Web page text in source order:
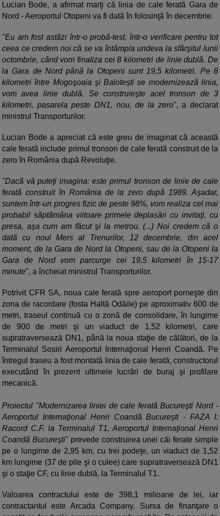
Lucian Bode, a afirmat marţi că linia de cale ferată Gara de
Nord - Aeroportul Otopeni va fi dată în folosinţă în decembrie.
"Eu am fost astăzi într-o probă-test, într-o verificare pentru tot
ceea ce credem noi că se va întâmpla undeva la sfârşitul lunii
octombrie, când vom finaliza cei 8 kilometri de linie dublă. De
la Gara de Nord până la Otopeni sunt 19,5 kilometri. Pe 8
kilometri între Mogoşoaia şi Baloteşti se modernizează linia,
vom avea linie dublă. Se construieşte acel tronson de 3
kilometri, pasarela peste DN1, nou, de la zero", a declarat
ministrul Transporturilor.
Lucian Bode a apreciat că este greu de imaginat că această
cale ferată include primul tronson de cale ferată construit de la
zero în România după Revoluţie.
"Dacă vă puteţi imagina: este primul tronson de linie de cale
ferată construit în România de la zero după 1989. Aşadar,
suntem într-un progres fizic de peste 98%, vom realiza cel mai
probabil săptămâna viitoare primele deplasări cu invitaţi, cu
presa, aşa cum am făcut şi la metrou. (...) Noi credem că o
dată cu noul Mers al Trenurilor, 12 decembrie, din acel
moment, de la Gara de Nord la Otopeni, sau de la Otopeni la
Gara de Nord vom parcurge cei 19,5 kilometri în 15-17
minute", a încheiat ministrul Transporturilor.
Potrivit CFR SA, noua cale ferată spre aeroport porneşte din
zona de racordare (fosta Haltă Odăile) pe aproximativ 600 de
metri, traseul continuă cu o zonă de consolidare, în lungime
de 900 de metri şi un viaduct de 1,52 kilometri, care
supratraversează DN1, până la noua staţie de călători, de la
Terminalul Sosiri Aeroportul Internaţional Henri Coandă. Pe
întregul traseu a fost montată linia de cale ferată, constructorul
executând în prezent ultimele lucrări de buraj şi profilare
mecanică.
Proiectul ''Modernizarea liniei de cale ferată Bucureşti Nord -
Aeroportul Internaţional Henri Coandă Bucureşti - FAZA I:
Racord C.F. la Terminalul T1, Aeroportul Internaţional Henri
Coandă Bucureşti" prevede construirea unei căi ferate simple
pe o lungime de 2,95 km, cu trei podeţe, un viaduct de 1,52
km lungime (37 de pile şi o culee) care supratraversează DN1
şi o staţie CF, cu linie dublă, la Terminalul T1.
Valoarea contractului este de 398,1 milioane de lei, iar
contractantul este Arcada Company. Sursa de finanţare o